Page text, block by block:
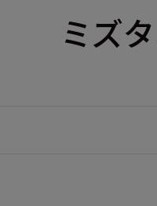
カツデンミズ